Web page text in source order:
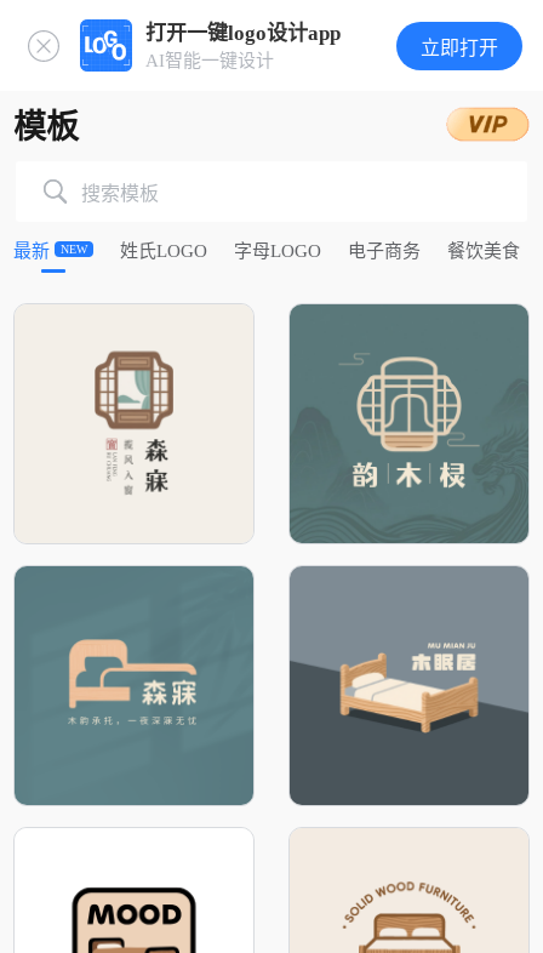
打开一键logo设计app
AI智能一键设计
立即打开
模板
搜索模板
最新 NEW 姓氏LOGO 字母LOGO 电子商务 餐饮美食